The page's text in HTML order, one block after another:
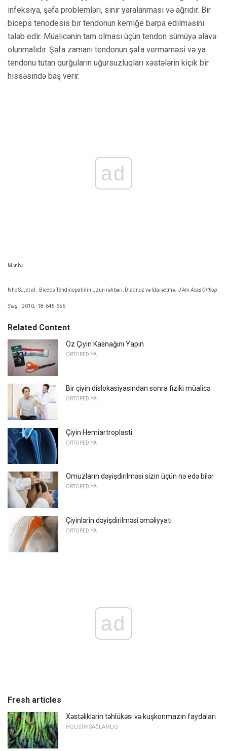
infeksiya, şəfa problemləri, sinir yaralanması və ağrıdır. Bir
biceps tenodesis bir tendonun kemiğe bərpa edilməsini
tələb edir. Müalicənin tam olması üçün tendon sümüyə əlavə
olunmalıdır. Şəfa zamanı tendonun şəfa verməməsi və ya
tendonu tutan qurğuların uğursuzluqları xəstələrin kiçik bir
hissəsində baş verir.
ad
Mənbə:
Nho SJ, et al. Biceps Tendinopatinin Uzun rəhbəri: Diaqnoz və İdarəetmə. J Am Acad Orthop
Surg. 2010; 18: 645-656.
Related Content
Öz Çiyin Kasnağını Yapın
ORTOPEDIYA
Bir çiyin dislokasiyasından sonra fiziki müalicə
ORTOPEDIYA
Çiyin Hemiartroplasti
ORTOPEDIYA
Omuzların dəyişdirilməsi sizin üçün nə edə bilər
ORTOPEDIYA
Çiyinlərin dəyişdirilməsi əməliyyatı
ORTOPEDIYA
ad
Fresh articles
Xəstəliklərin təhlükəsi və kuşkonmazın faydaları
HOLISTIK SAĞLAMLIQ